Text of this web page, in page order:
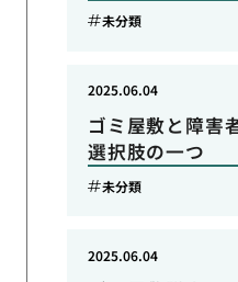
未分類
ゴミ屋敷と障害
選択肢の一つ
2025.06.04
未分類
2025.06.04